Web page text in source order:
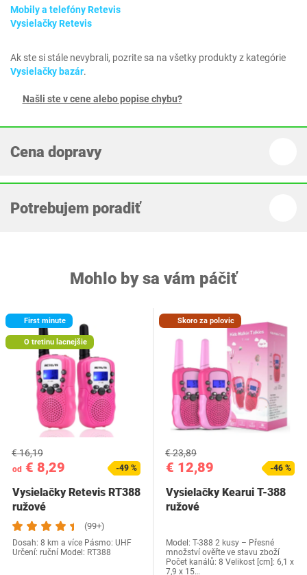
Mobily a telefóny Retevis
Vysielačky Retevis
Ak ste si stále nevybrali, pozrite sa na všetky produkty z kategórie
Vysielačky bazár.
Našli ste v cene alebo popise chybu?
Cena dopravy
Potrebujem poradiť
Mohlo by sa vám páčiť
First minute
O tretinu lacnejšie
od € 8,29
€ 16,19
-49 %
Vysielačky Retevis RT388
ružové
(99+)
Dosah: 8 km a více Pásmo: UHF
Určení: ruční Model: RT388
Skoro za polovic
€ 12,89
€ 23,89
-46 %
Vysielačky Kearui T-388
ružové
Model: T-388 2 kusy – Přesné
množství ověřte ve stavu zboží
Počet kanálů: 8 Velikost [cm]: 6,1 x
7,9 x 15…